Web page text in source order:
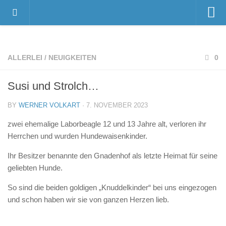
Das Gnadenhof-Team
Der Gnadenhof platzt aus allen Nähten…
News
Neuigkeiten
Danksagungen
Pressestimmen
Termine
ALLERLEI / NEUIGKEITEN 0
Susi und Strolch…
BY WERNER VOLKART · 7. NOVEMBER 2023
zwei ehemalige Laborbeagle 12 und 13 Jahre alt, verloren ihr
Herrchen und wurden Hundewaisenkinder.
Ihr Besitzer benannte den Gnadenhof als letzte Heimat für seine
geliebten Hunde.
So sind die beiden goldigen „Knuddelkinder“ bei uns eingezogen
und schon haben wir sie von ganzen Herzen lieb.